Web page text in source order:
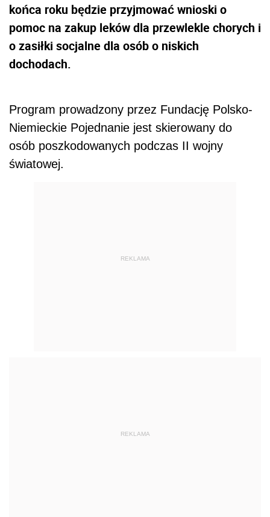
końca roku będzie przyjmować wnioski o
pomoc na zakup leków dla przewlekle chorych i
o zasiłki socjalne dla osób o niskich
dochodach.
Program prowadzony przez Fundację Polsko-
Niemieckie Pojednanie jest skierowany do
osób poszkodowanych podczas II wojny
światowej.
REKLAMA
REKLAMA